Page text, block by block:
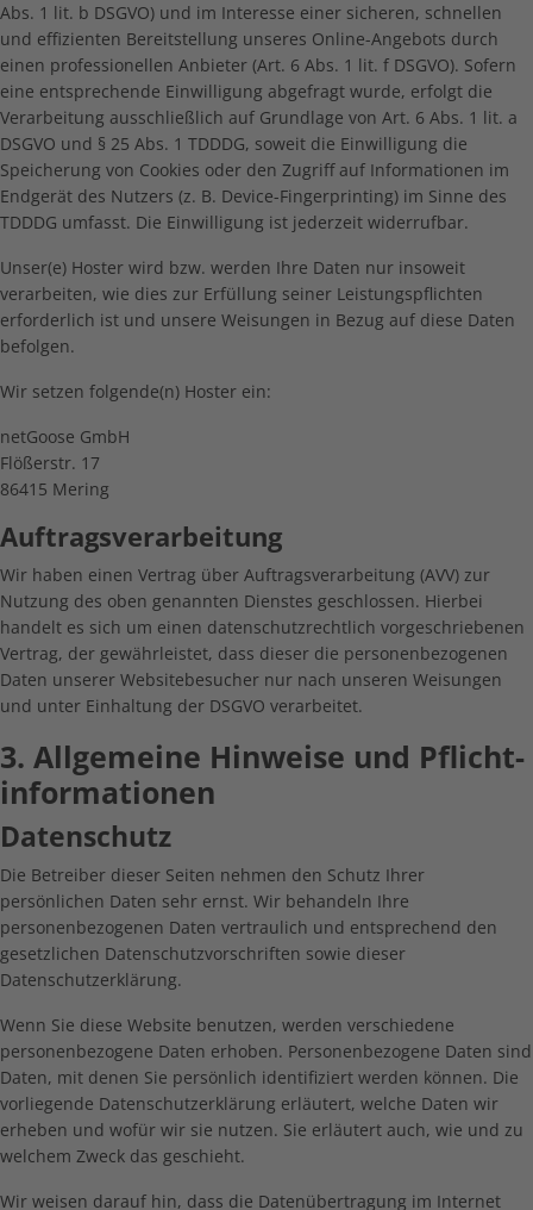
Abs. 1 lit. b DSGVO) und im Interesse einer sicheren, schnellen
und effizienten Bereitstellung unseres Online-Angebots durch
einen professionellen Anbieter (Art. 6 Abs. 1 lit. f DSGVO). Sofern
eine entsprechende Einwilligung abgefragt wurde, erfolgt die
Verarbeitung ausschließlich auf Grundlage von Art. 6 Abs. 1 lit. a
DSGVO und § 25 Abs. 1 TDDDG, soweit die Einwilligung die
Speicherung von Cookies oder den Zugriff auf Informationen im
Endgerät des Nutzers (z. B. Device-Fingerprinting) im Sinne des
TDDDG umfasst. Die Einwilligung ist jederzeit widerrufbar.
Unser(e) Hoster wird bzw. werden Ihre Daten nur insoweit
verarbeiten, wie dies zur Erfüllung seiner Leistungspflichten
erforderlich ist und unsere Weisungen in Bezug auf diese Daten
befolgen.
Wir setzen folgende(n) Hoster ein:
netGoose GmbH
Flößerstr. 17
86415 Mering
Auftragsverarbeitung
Wir haben einen Vertrag über Auftragsverarbeitung (AVV) zur
Nutzung des oben genannten Dienstes geschlossen. Hierbei
handelt es sich um einen datenschutzrechtlich vorgeschriebenen
Vertrag, der gewährleistet, dass dieser die personenbezogenen
Daten unserer Websitebesucher nur nach unseren Weisungen
und unter Einhaltung der DSGVO verarbeitet.
3. Allgemeine Hinweise und Pflicht­
informationen
Datenschutz
Die Betreiber dieser Seiten nehmen den Schutz Ihrer
persönlichen Daten sehr ernst. Wir behandeln Ihre
personenbezogenen Daten vertraulich und entsprechend den
gesetzlichen Datenschutzvorschriften sowie dieser
Datenschutzerklärung.
Wenn Sie diese Website benutzen, werden verschiedene
personenbezogene Daten erhoben. Personenbezogene Daten sind
Daten, mit denen Sie persönlich identifiziert werden können. Die
vorliegende Datenschutzerklärung erläutert, welche Daten wir
erheben und wofür wir sie nutzen. Sie erläutert auch, wie und zu
welchem Zweck das geschieht.
Wir weisen darauf hin, dass die Datenübertragung im Internet